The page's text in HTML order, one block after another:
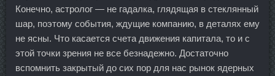
Конечно, астролог — не гадалка, глядящая в стеклянный
шар, поэтому события, ждущие компанию, в деталях ему
не ясны. Что касается счета движения капитала, то и с
этой точки зрения не все безнадежно. Достаточно
вспомнить закрытый до сих пор для нас рынок ядерных